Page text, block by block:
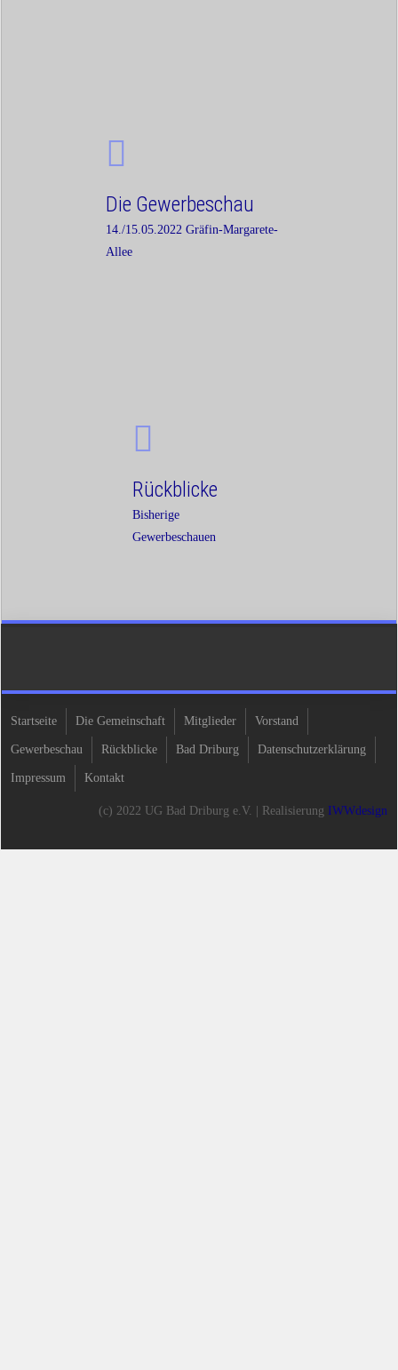
Die Gewerbeschau
14./15.05.2022 Gräfin-Margarete-
Allee
Rückblicke
Bisherige
Gewerbeschauen
Startseite Die Gemeinschaft Mitglieder Vorstand
Gewerbeschau Rückblicke Bad Driburg Datenschutzerklärung
Impressum Kontakt
(c) 2022 UG Bad Driburg e.V. | Realisierung IWWdesign